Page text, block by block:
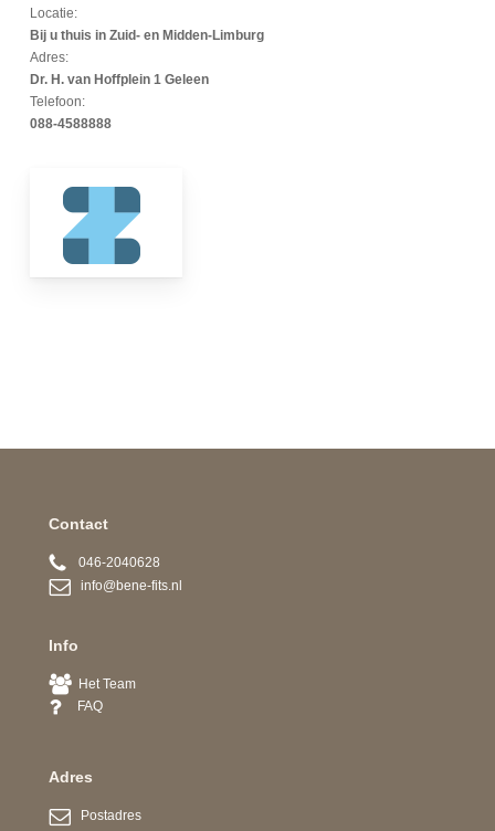
Locatie:
Bij u thuis in Zuid- en Midden-Limburg
Adres:
Dr. H. van Hoffplein 1 Geleen
Telefoon:
088-4588888
Contact
046-2040628
info@bene-fits.nl
Info
Het Team
FAQ
Adres
Postadres